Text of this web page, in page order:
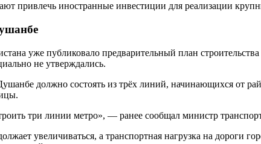
привлечь иностранные инвестиции для реализации
уже публиковало предварительный план
не утверждались.
должно состоять из трёх линий, начинающихся от
три линии метро», — ранее сообщал министр
увеличиваться, а транспортная нагрузка на дороги